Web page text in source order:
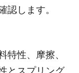
します。
性、摩擦、
とスプリング